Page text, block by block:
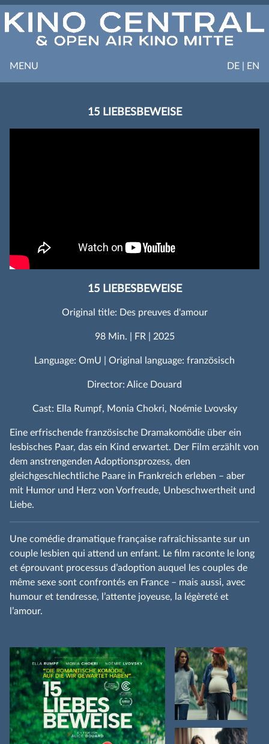
DE | EN
MENU
15 LIEBESBEWEISE
15 LIEBESBEWEISE
Original title: Des preuves d'amour
98 Min. | FR | 2025
Language: OmU | Original language: französisch
Director: Alice Douard
Cast: Ella Rumpf, Monia Chokri, Noémie Lvovsky
Eine erfrischende französische Dramakomödie über ein
lesbisches Paar, das ein Kind erwartet. Der Film erzählt von
dem anstrengenden Adoptionsprozess, den
gleichgeschlechtliche Paare in Frankreich erleben – aber
mit Humor und Herz von Vorfreude, Unbeschwertheit und
Liebe.
Une comédie dramatique française rafraîchissante sur un
couple lesbien qui attend un enfant. Le film raconte le long
et éprouvant processus d’adoption auquel les couples de
même sexe sont confrontés en France – mais aussi, avec
humour et tendresse, l’attente joyeuse, la légèreté et
l’amour.